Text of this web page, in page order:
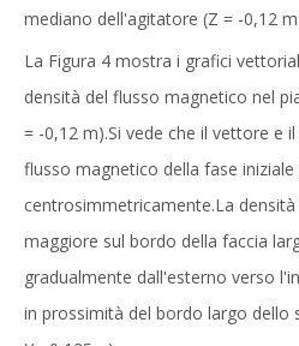
mediano dell'agitatore (Z = -0,12
La Figura 4 mostra i grafici
densità del flusso magnetico nel
= -0,12 m).Si vede che il vettore e
flusso magnetico della fase
centrosimmetricamente.La
maggiore sul bordo della faccia
gradualmente dall'esterno verso
in prossimità del bordo largo dello